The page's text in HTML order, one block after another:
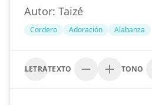
Autor: Taizé
Cordero Adoración Alabanza
LETRATEXTO TONO